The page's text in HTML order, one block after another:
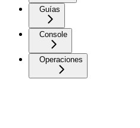
Guías
Console
Operaciones